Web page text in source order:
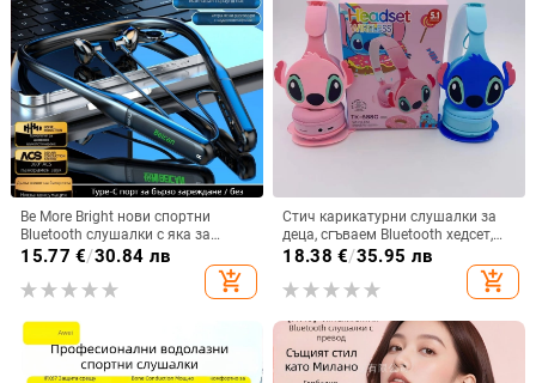
Be More Bright нови спортни
Bluetooth слушалки с яка за
врата, дълга автономия,
водоустойчиви, шумопотискане
за бягане
15.77 €/30.84 лв
add_shopping_cart
Стич карикатурни слушалки за
деца, сгъваем Bluetooth хедсет,
глава-монтаж, стерео звук, BT 5.0
18.38 €/35.95 лв
add_shopping_cart